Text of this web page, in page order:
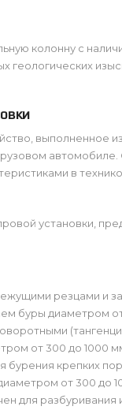
колонну с
геологических
выполненное
в
установки,
резцами и
буры диаметром
от 300 до 1000
крепких
от 300 до
для